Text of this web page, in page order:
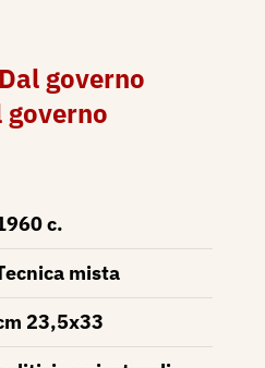
governo
governo
c.
mista
23,5x33